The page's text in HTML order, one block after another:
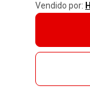
Vendido por: